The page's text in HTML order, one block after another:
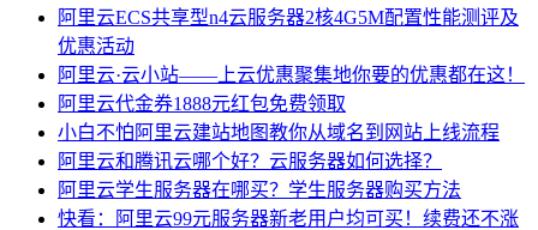
阿里云ECS共享型n4云服务器2核4G5M配置性能测评及
优惠活动
阿里云·云小站——上云优惠聚集地你要的优惠都在这！
阿里云代金券1888元红包免费领取
小白不怕阿里云建站地图教你从域名到网站上线流程
阿里云和腾讯云哪个好？云服务器如何选择？
阿里云学生服务器在哪买？学生服务器购买方法
快看：阿里云99元服务器新老用户均可买！续费还不涨